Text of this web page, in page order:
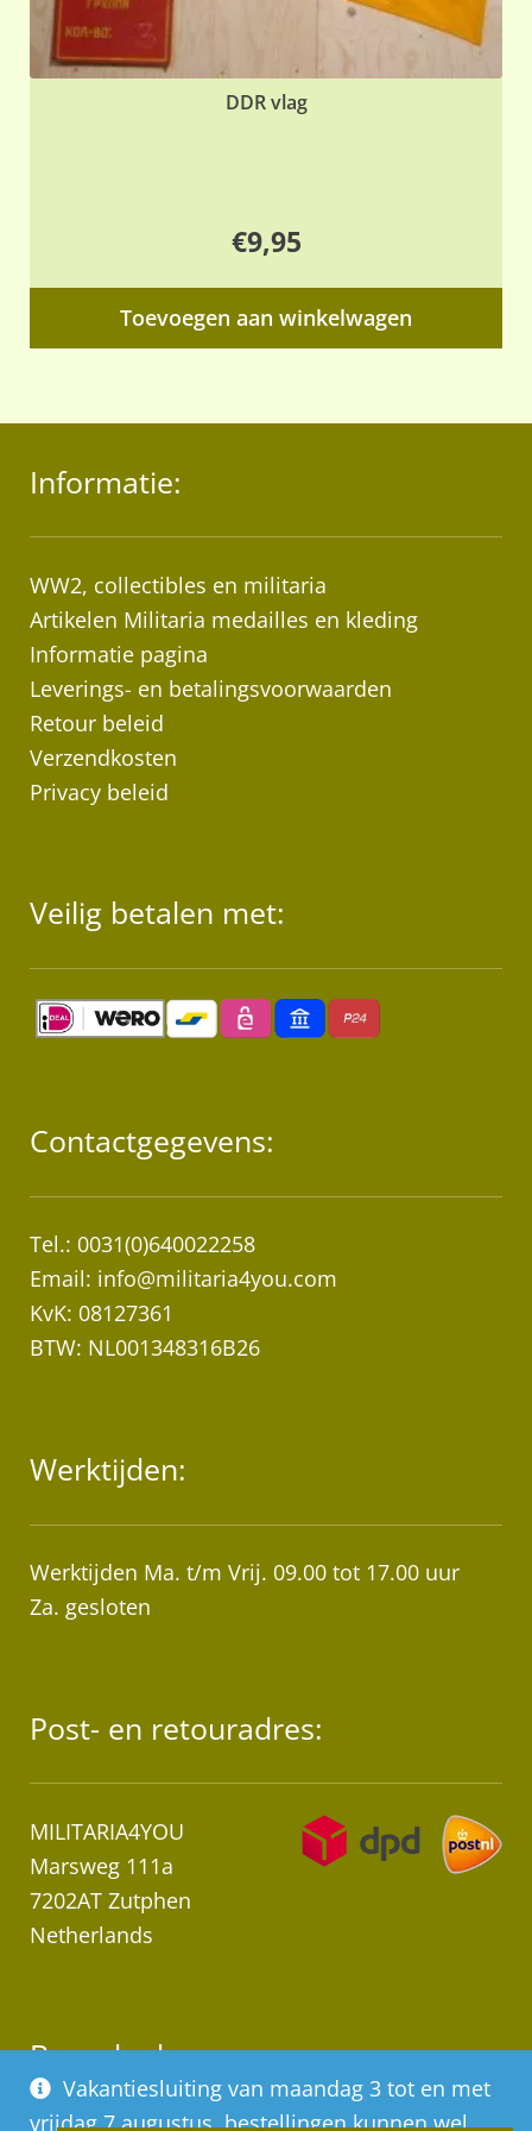
Vakantiesluiting van maandag 3 tot en met
vrijdag 7 augustus, bestellingen kunnen wel
DDR vlag
€9,95
Toevoegen aan winkelwagen
Informatie:
WW2, collectibles en militaria
Artikelen Militaria medailles en kleding
Informatie pagina
Leverings- en betalingsvoorwaarden
Retour beleid
Verzendkosten
Privacy beleid
Veilig betalen met:
Contactgegevens:
Tel.: 0031(0)640022258
Email: info@militaria4you.com
KvK: 08127361
BTW: NL001348316B26
Werktijden:
Werktijden Ma. t/m Vrij. 09.00 tot 17.00 uur
Za. gesloten
Post- en retouradres:
MILITARIA4YOU
Marsweg 111a
7202AT Zutphen
Netherlands
Bezoekadres: